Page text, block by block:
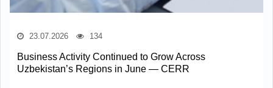
23.07.2026 134
Business Activity Continued to Grow Across
Uzbekistan’s Regions in June — CERR